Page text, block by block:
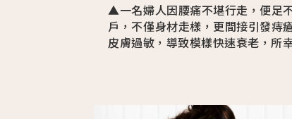
▲一名婦人因腰痛不堪行走，便足
戶，不僅身材走樣，更間接引發痔
皮膚過敏，導致模樣快速衰老，所